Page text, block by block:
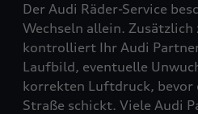
Der Audi Räder-Service
Wechseln allein. Zusätzlich
kontrolliert Ihr Audi
Laufbild, eventuelle
korrekten Luftdruck, bevor
Straße schickt. Viele Audi